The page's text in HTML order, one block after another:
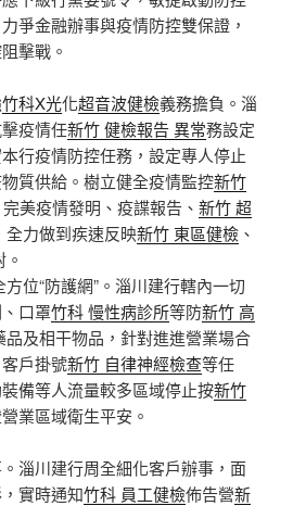
爭金融辦事與疫情防控雙保證，
擊戰。
竹科X光化超音波健檢義務擔負。淄
疫情任新竹 健檢報告 異常務設定
行疫情防控任務，設定專人停止
質供給。樹立健全疫情監控新竹
美疫情發明、疫諜報告、 新竹 超
力做到疾速反映新竹 東區健檢 、
方位“防護網”。淄川建行轄內一切
口罩竹科 慢性病診所等防新竹 高
品及相干物品，針對進進營業場合
戶掛號新竹 自律神經檢查等任
備等人流量較多區域停止按新竹
業區域衛生平安。
淄川建行周全細化客戶辦事，面
實時通知竹科 員工健檢佈告營新